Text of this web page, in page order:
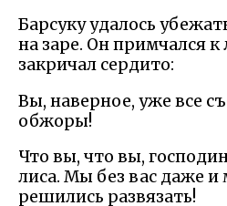
Барсуку удалось
на заре. Он примчался к
закричал сердито:
Вы, наверное, уже все
обжоры!
Что вы, что вы,
лиса. Мы без вас даже и
решились развязать!